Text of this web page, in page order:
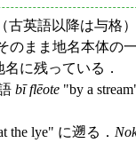
英語以降は与格
まま地名本体の
に残っている．
bī flēote "by a
the lye" に遡る．